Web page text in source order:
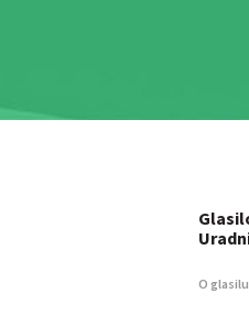
O glasilu